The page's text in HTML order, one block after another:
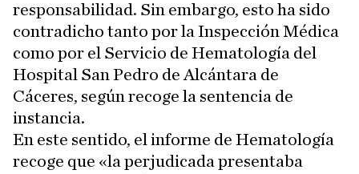
responsabilidad. Sin embargo, esto ha sido
contradicho tanto por la Inspección Médica
como por el Servicio de Hematología del
Hospital San Pedro de Alcántara de
Cáceres, según recoge la sentencia de
instancia.
En este sentido, el informe de Hematología
recoge que «la perjudicada presentaba